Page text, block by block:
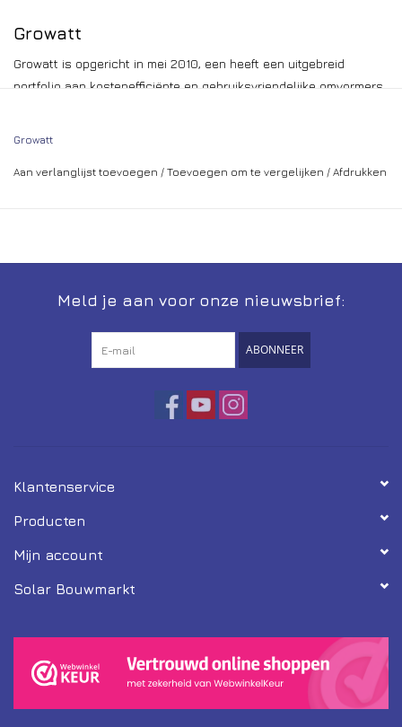
Growatt
Growatt is opgericht in mei 2010, een heeft een uitgebreid
portfolio aan kostenefficiënte en gebruiksvriendelijke omvormers.
Hoge efficiëntie van de omvormers
Scherpe prijsstelling
Meest verkochte Chinese omvormer wereldwijd
Growatt
Aan verlanglijst toevoegen / Toevoegen om te vergelijken / Afdrukken
Meld je aan voor onze nieuwsbrief:
ABONNEER
Klantenservice
Producten
Mijn account
Solar Bouwmarkt